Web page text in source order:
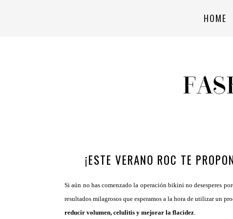
HOME
¡ESTE VERANO ROC TE
Si aún no has comenzado la operación bikini no desesperes
resultados milagrosos que esperamos a la hora de utilizar un
reducir volumen, celulitis y mejorar la flacidez